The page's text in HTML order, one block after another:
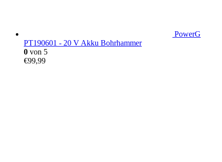
PowerG
PT190601 - 20 V Akku Bohrhammer
0 von 5
€99,99